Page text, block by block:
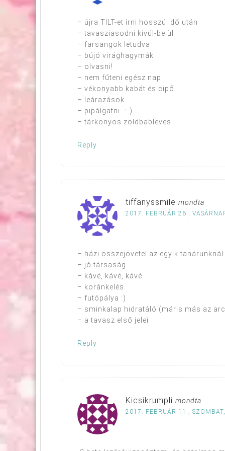
– újra TILT-et írni hosszú idő után
– tavasziasodni kívül-belül
– farsangok letudva
– bújó virághagymák
– olvasni!
– nem fűteni egész nap
– vékonyabb kabát és cipő
– leárazások
– pipálgatni…:-)
– tárkonyos zöldbableves
Reply
tiffanyssmile mondta
2017. FEBRUÁR 26.,
– házi összejövetel az egyik tanárunknál
– jó társaság
– kávé, kávé, kávé
– koránkelés
– futópálya :)
– sminkalap hidratáló (máris más az
– a tavasz első jelei
Reply
Kicsikrumpli mondta
2017. FEBRUÁR 11.,